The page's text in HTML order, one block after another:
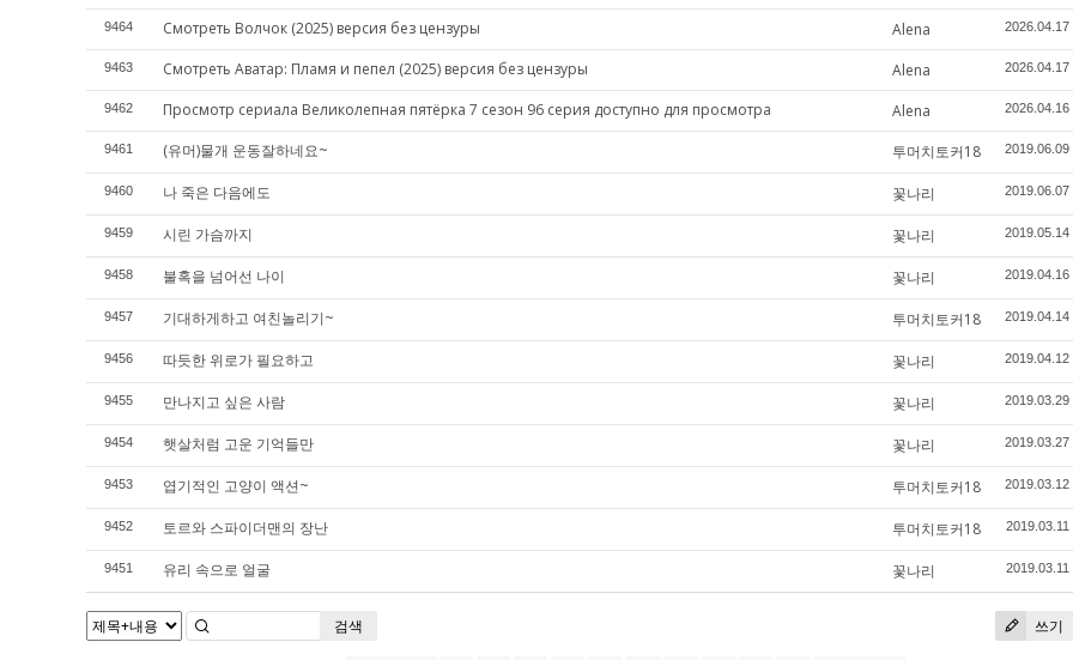
9464 Смотреть Волчок (2025) версия без цензуры Alena 2026.04.17
9463 Смотреть Аватар: Пламя и пепел (2025) версия без цензуры Alena 2026.04.17
9462 Просмотр сериала Великолепная пятёрка 7 сезон 96 серия доступно для просмотра Alena 2026.04.16
9461 (유머)물개 운동잘하네요~ 투머치토커18 2019.06.09
9460 나 죽은 다음에도 꽃나리 2019.06.07
9459 시린 가슴까지 꽃나리 2019.05.14
9458 불혹을 넘어선 나이 꽃나리 2019.04.16
9457 기대하게하고 여친놀리기~ 투머치토커18 2019.04.14
9456 따듯한 위로가 필요하고 꽃나리 2019.04.12
9455 만나지고 싶은 사람 꽃나리 2019.03.29
9454 햇살처럼 고운 기억들만 꽃나리 2019.03.27
9453 엽기적인 고양이 액션~ 투머치토커18 2019.03.12
9452 토르와 스파이더맨의 장난 투머치토커18 2019.03.11
9451 유리 속으로 얼굴 꽃나리 2019.03.11
쓰기
검색